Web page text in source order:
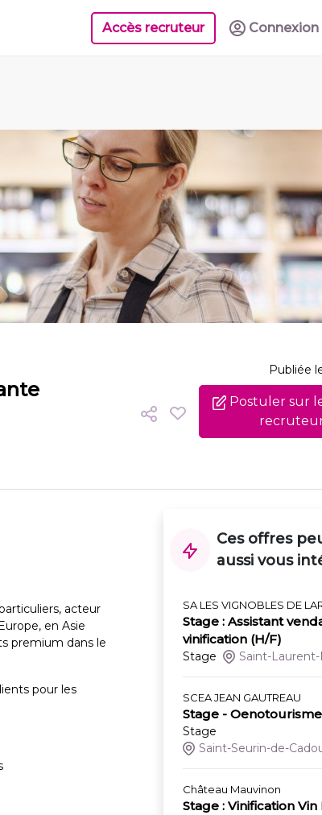
Accès recruteur Connexion
Publiée
Postuler sur
acteur
en Asie
premium dans le
pour les
Ces offres
aussi vous
SA LES VIGNOBLES DE
Stage : Assistant
vinification (H/F)
Stage Saint-
SCEA JEAN GAUTREAU
Stage -
Stage
Saint-Seurin-de-
Château Mauvinon
Stage : Vinification